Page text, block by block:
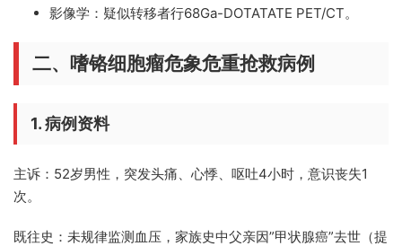
影像学： 疑似转移者行68Ga-DOTATATE PET/CT。
二、嗜铬细胞瘤危象危重抢救病例
1. 病例资料
主诉： 52岁男性，突发头痛、心悸、呕吐4小时，意识丧失1
次。
既往史： 未规律监测血压，家族史中父亲因”甲状腺癌”去世（提